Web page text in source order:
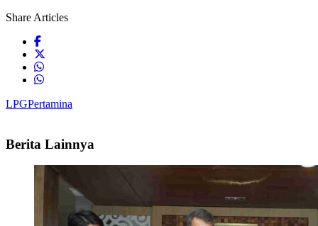
Share Articles
LPGPertamina
Berita Lainnya